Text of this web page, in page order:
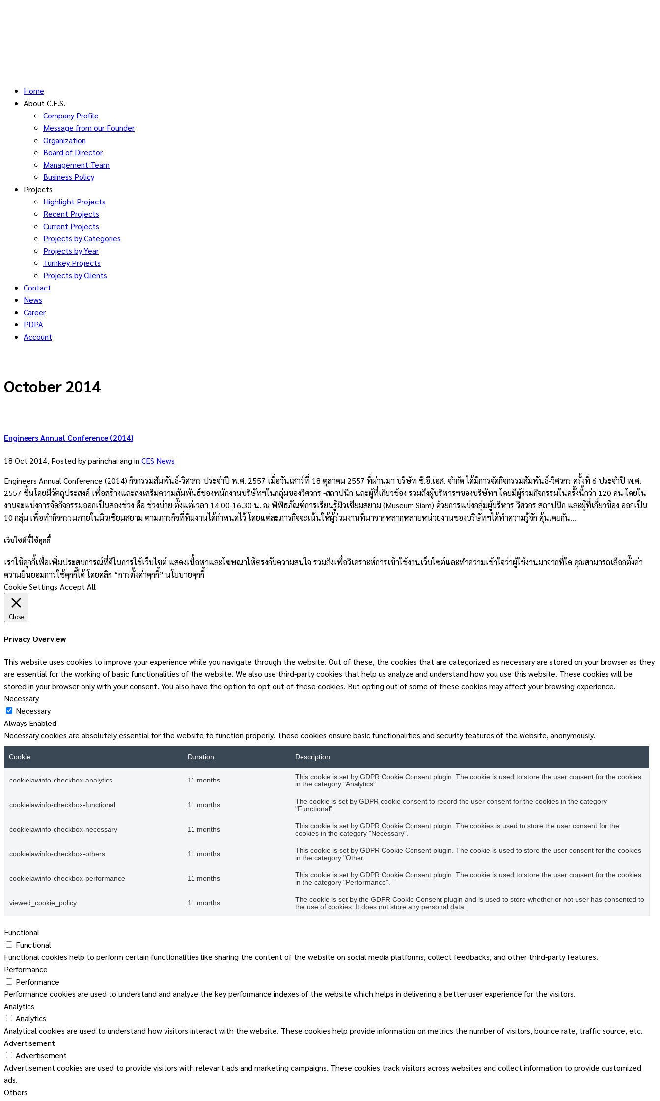
Home
About C.E.S.
Company Profile
Message from our Founder
Organization
Board of Director
Management Team
Business Policy
Projects
Highlight Projects
Recent Projects
Current Projects
Projects by Categories
Projects by Year
Turnkey Projects
Projects by Clients
Contact
News
Career
PDPA
Account
October 2014
Engineers Annual Conference (2014)
18 Oct 2014, Posted byparinchai ang in CES News
Engineers Annual Conference (2014) กิจกรรมสัมพันธ์-วิศวกร ประจำปี พ.ศ. 2557 เมื่อวันเสาร์ที่ 18 ตุลาคม 2557 ที่ผ่านมา บริษัท ซี.อี.เอส. จำกัด ได้มีการจัดกิจกรรมสัมพันธ์-วิศวกร ครั้งที่ 6 ประจำปี พ.ศ.
2557 ขึ้นโดยมีวัตถุประสงค์ เพื่อสร้างและส่งเสริมความสัมพันธ์ของพนักงานบริษัทฯในกลุ่มของวิศวกร -สถาปนิก และผู้ที่เกี่ยวข้อง รวมถึงผู้บริหารฯของบริษัทฯ โดยมีผู้ร่วมกิจกรรมในครั้งนี้กว่า 120 คน โดยใน
งานจะแบ่งการจัดกิจกรรมออกเป็นสองช่วง คือ ช่วงบ่าย ตั้งแต่เวลา 14.00-16.30 น. ณ พิพิธภัณฑ์การเรียนรู้มิวเซียมสยาม (Museum Siam) ด้วยการแบ่งกลุ่มผู้บริหาร วิศวกร สถาปนิก และผู้ที่เกี่ยวข้อง ออกเป็น
10 กลุ่ม เพื่อทำกิจกรรมภายในมิวเซียมสยาม ตามภารกิจที่ทีมงานได้กำหนดไว้ โดยแต่ละภารกิจจะเน้นให้ผู้ร่วมงานที่มาจากหลากหลายหน่วยงานของบริษัทฯได้ทำความรู้จัก คุ้นเคยกัน...
เว็บไซต์นี้ใช้คุกกี้
เราใช้คุกกี้เพื่อเพิ่มประสบการณ์ที่ดีในการใช้เว็บไซต์ แสดงเนื้อหาและโฆษณาให้ตรงกับความสนใจ รวมถึงเพื่อวิเคราะห์การเข้าใช้งานเว็บไซต์และทำความเข้าใจว่าผู้ใช้งานมาจากที่ใด คุณสามารถเลือกตั้งค่า
ความยินยอมการใช้คุกกี้ได้ โดยคลิก “การตั้งค่าคุกกี้” นโยบายคุกกี้
Cookie Settings Accept All
Close
Privacy Overview
This website uses cookies to improve your experience while you navigate through the website. Out of these, the cookies that are categorized as necessary are stored on your browser as they
are essential for the working of basic functionalities of the website. We also use third-party cookies that help us analyze and understand how you use this website. These cookies will be
stored in your browser only with your consent. You also have the option to opt-out of these cookies. But opting out of some of these cookies may affect your browsing experience.
Necessary
Necessary
Always Enabled
Necessary cookies are absolutely essential for the website to function properly. These cookies ensure basic functionalities and security features of the website, anonymously.
Cookie Duration Description
cookielawinfo-checkbox-analytics 11 months
This cookie is set by GDPR Cookie Consent plugin. The cookie is used to store the user consent for the cookies
in the category "Analytics".
cookielawinfo-checkbox-functional 11 months
The cookie is set by GDPR cookie consent to record the user consent for the cookies in the category
"Functional".
cookielawinfo-checkbox-necessary 11 months
This cookie is set by GDPR Cookie Consent plugin. The cookies is used to store the user consent for the
cookies in the category "Necessary".
cookielawinfo-checkbox-others 11 months
This cookie is set by GDPR Cookie Consent plugin. The cookie is used to store the user consent for the cookies
in the category "Other.
cookielawinfo-checkbox-performance 11 months
This cookie is set by GDPR Cookie Consent plugin. The cookie is used to store the user consent for the cookies
in the category "Performance".
viewed_cookie_policy 11 months
The cookie is set by the GDPR Cookie Consent plugin and is used to store whether or not user has consented to
the use of cookies. It does not store any personal data.
Functional
Functional
Functional cookies help to perform certain functionalities like sharing the content of the website on social media platforms, collect feedbacks, and other third-party features.
Performance
Performance
Performance cookies are used to understand and analyze the key performance indexes of the website which helps in delivering a better user experience for the visitors.
Analytics
Analytics
Analytical cookies are used to understand how visitors interact with the website. These cookies help provide information on metrics the number of visitors, bounce rate, traffic source, etc.
Advertisement
Advertisement
Advertisement cookies are used to provide visitors with relevant ads and marketing campaigns. These cookies track visitors across websites and collect information to provide customized
ads.
Others